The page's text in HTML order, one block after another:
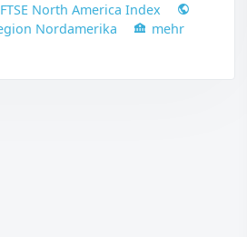
North America Index
Nordamerika
mehr